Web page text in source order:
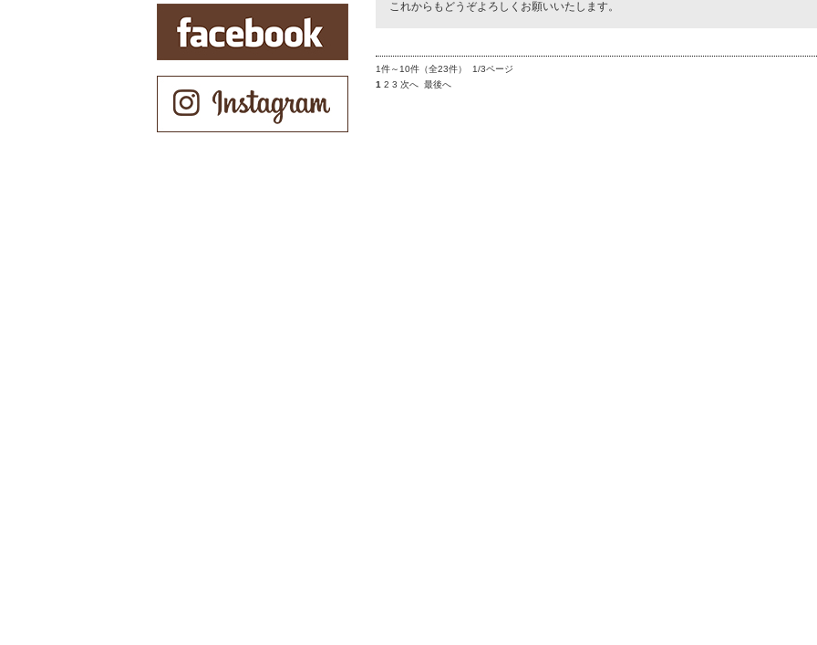
これからもどうぞよろしくお願いいたします。
1件～10件（全23件） 1/3ページ
1 2 3 次へ 最後へ